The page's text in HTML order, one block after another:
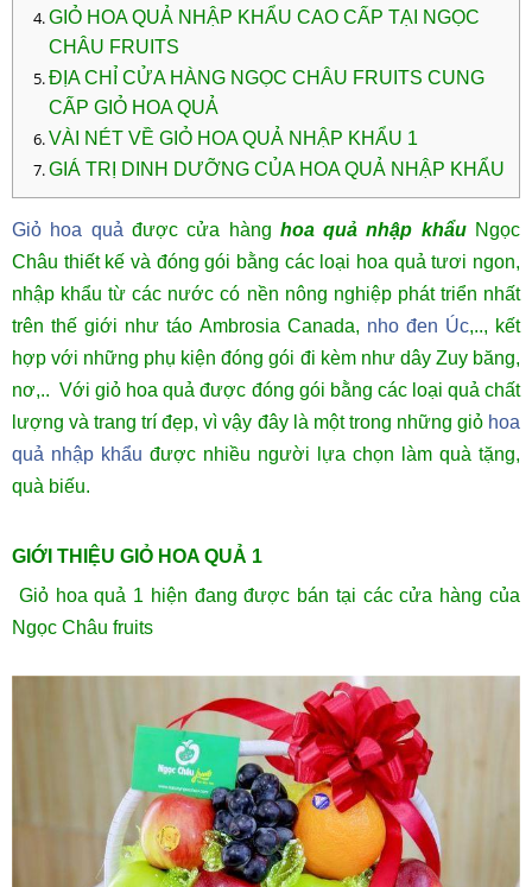
GIỎ HOA QUẢ NHẬP KHẨU CAO CẤP TẠI NGỌC
CHÂU FRUITS
ĐỊA CHỈ CỬA HÀNG NGỌC CHÂU FRUITS CUNG
CẤP GIỎ HOA QUẢ
VÀI NÉT VỀ GIỎ HOA QUẢ NHẬP KHẨU 1
GIÁ TRỊ DINH DƯỠNG CỦA HOA QUẢ NHẬP KHẨU
Giỏ hoa quả được cửa hàng hoa quả nhập khẩuNgọc
Châu thiết kế và đóng gói bằng các loại hoa quảtươi ngon,
nhập khẩu từ các nước có nền nông nghiệp phát triển nhất
trên thế giới như táo Ambrosia Canada, nho đen Úc,.., kết
hợp với những phụ kiện đóng gói đi kèm như dây Zuy băng,
nơ,.. Với giỏ hoa quả được đóng gói bằng các loại quả chất
lượng và trang trí đẹp, vì vậy đây là một trong những giỏ hoa
quả nhập khẩu được nhiều người lựa chọn làm quà tặng,
quà biếu.
GIỚI THIỆU GIỎ HOA QUẢ 1
Giỏ hoa quả 1 hiện đang được bán tại các cửa hàng của
Ngọc Châu fruits